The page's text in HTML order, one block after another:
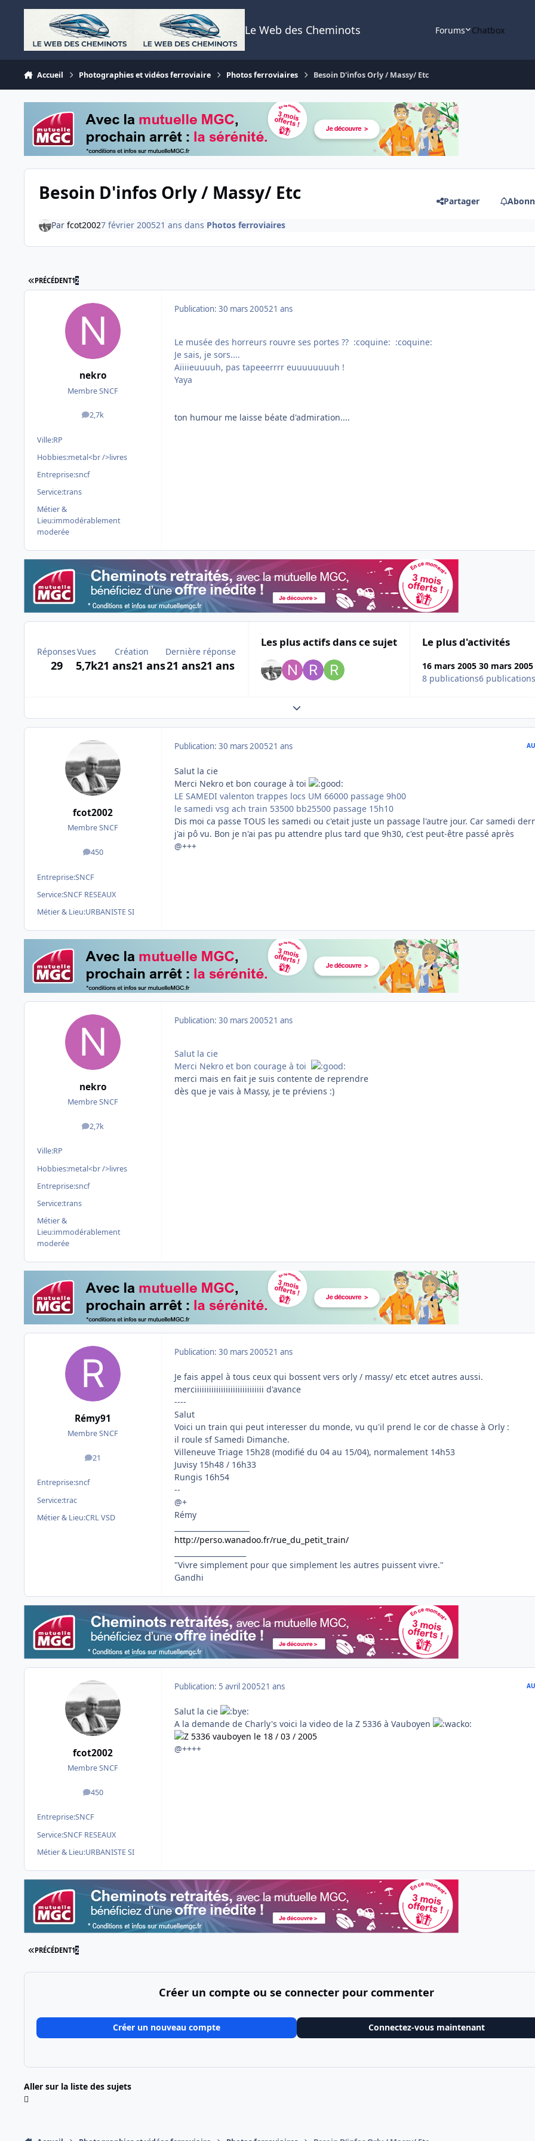
Aller au contenu
Le Web des Cheminots Forums Chatbox
Accueil Photographies et vidéos ferroviaire Photos ferroviaires Besoin D'infos Orly / Massy/ Etc
Besoin D'infos Orly / Massy/ Etc Partager
Par fcot20027 février 200521 ans dans Photos ferroviaires
PREMIÈRE PAGE
PRÉCÉDENT12
nekro
Membre SNCF
2,7k
messages
Ville:RP
Hobbies:metal<br />livres
Entreprise:sncf
Service:trans
Métier &
Lieu:immodérablement
moderée
Publication: 30 mars 200521 ans
Le musée des horreurs rouvre ses portes ?? :coquine: :coquine:
Je sais, je sors....
Aïiiieuuuuh, pas tapeeerrrr euuuuuuuuh !
Yaya
ton humour me laisse béate d'admiration....
Réponses
29
Vues
5,7k
Création
21 ans21 ans
Dernière réponse
21 ans21 ans
Les plus actifs dans ce sujet Le plus d'activités
16 mars 2005
8 publications
30 mars 2005
6 publications
Expand topic overview
fcot2002
Membre SNCF
450
messages
Entreprise:SNCF
Service:SNCF RESEAUX
Métier & Lieu:URBANISTE SI
Publication: 30 mars 200521 ans
Salut la cie
Merci Nekro et bon courage à toi
LE SAMEDI valenton trappes locs UM 66000 passage 9h00
le samedi vsg ach train 53500 bb25500 passage 15h10
Dis moi ca passe TOUS les samedi ou c'etait juste un passage l'autre jour. Car samedi
j'ai pô vu. Bon je n'ai pas pu attendre plus tard que 9h30, c'est peut-être passé après
@+++
nekro
Membre SNCF
2,7k
messages
Ville:RP
Hobbies:metal<br />livres
Entreprise:sncf
Service:trans
Métier &
Lieu:immodérablement
moderée
Publication: 30 mars 200521 ans
Salut la cie
Merci Nekro et bon courage à toi
merci mais en fait je suis contente de reprendre
dès que je vais à Massy, je te préviens :)
Rémy91
Membre SNCF
21
messages
Entreprise:sncf
Service:trac
Métier & Lieu:CRL VSD
Publication: 30 mars 200521 ans
Je fais appel à tous ceux qui bossent vers orly / massy/ etc etcet autres aussi.
merciiiiiiiiiiiiiiiiiiiiiiiiiiiii d'avance
----
Salut
Voici un train qui peut interesser du monde, vu qu'il prend le cor de chasse à Orly :
il roule sf Samedi Dimanche.
Villeneuve Triage 15h28 (modifié du 04 au 15/04), normalement 14h53
Juvisy 15h48 / 16h33
Rungis 16h54
--
@+
Rémy
http://perso.wanadoo.fr/rue_du_petit_train/
"Vivre simplement pour que simplement les autres puissent vivre."
Gandhi
fcot2002
Membre SNCF
450
messages
Entreprise:SNCF
Service:SNCF RESEAUX
Métier & Lieu:URBANISTE SI
Publication: 5 avril 200521 ans
Salut la cie
A la demande de Charly's voici la video de la Z 5336 à Vauboyen
Z 5336 vauboyen le 18 / 03 / 2005
@++++
PREMIÈRE PAGE
PRÉCÉDENT12
Créer un compte ou se connecter pour commenter
Créer un nouveau compte Connectez-vous maintenant
Aller sur la liste des sujets